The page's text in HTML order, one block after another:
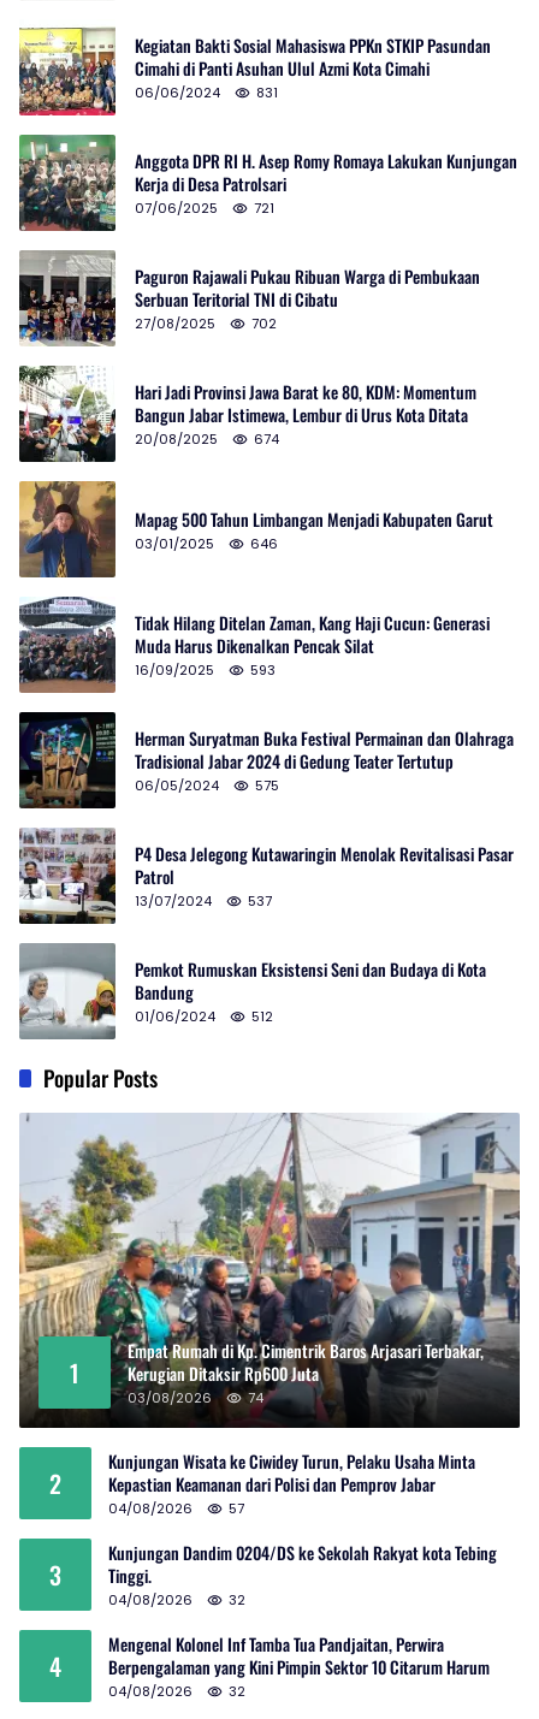
Kegiatan Bakti Sosial Mahasiswa PPKn STKIP Pasundan
Cimahi di Panti Asuhan Ulul Azmi Kota Cimahi
06/06/2024 831
Anggota DPR RI H. Asep Romy Romaya Lakukan Kunjungan
Kerja di Desa Patrolsari
07/06/2025 721
Paguron Rajawali Pukau Ribuan Warga di Pembukaan
Serbuan Teritorial TNI di Cibatu
27/08/2025 702
Hari Jadi Provinsi Jawa Barat ke 80, KDM: Momentum
Bangun Jabar Istimewa, Lembur di Urus Kota Ditata
20/08/2025 674
Mapag 500 Tahun Limbangan Menjadi Kabupaten Garut
03/01/2025 646
Tidak Hilang Ditelan Zaman, Kang Haji Cucun: Generasi
Muda Harus Dikenalkan Pencak Silat
16/09/2025 593
Herman Suryatman Buka Festival Permainan dan Olahraga
Tradisional Jabar 2024 di Gedung Teater Tertutup
06/05/2024 575
P4 Desa Jelegong Kutawaringin Menolak Revitalisasi Pasar
Patrol
13/07/2024 537
Pemkot Rumuskan Eksistensi Seni dan Budaya di Kota
Bandung
01/06/2024 512
Popular Posts
1
Empat Rumah di Kp. Cimentrik Baros Arjasari Terbakar,
Kerugian Ditaksir Rp600 Juta
03/08/2026 74
2
Kunjungan Wisata ke Ciwidey Turun, Pelaku Usaha Minta
Kepastian Keamanan dari Polisi dan Pemprov Jabar
04/08/2026 57
3
Kunjungan Dandim 0204/DS ke Sekolah Rakyat kota Tebing
Tinggi.
04/08/2026 32
4
Mengenal Kolonel Inf Tamba Tua Pandjaitan, Perwira
Berpengalaman yang Kini Pimpin Sektor 10 Citarum Harum
04/08/2026 32